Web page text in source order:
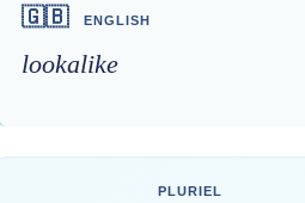
🇬🇧 ENGLISH
lookalike
PLURIEL